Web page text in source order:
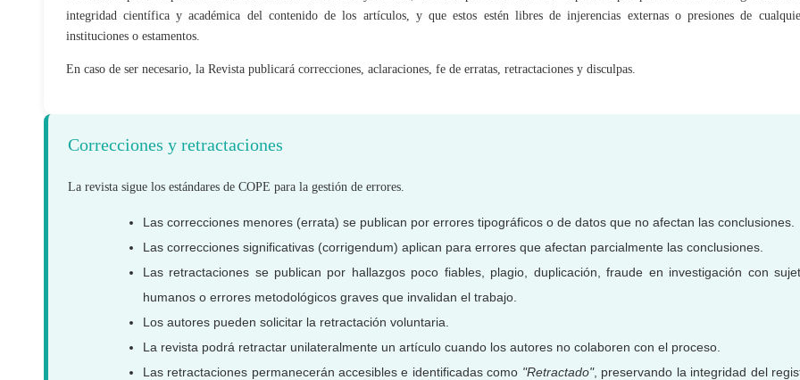
integridad científica y académica del contenido de los artículos, y que estos estén libres de injerencias externas o presiones de
instituciones o estamentos.
En caso de ser necesario, la Revista publicará correcciones, aclaraciones, fe de erratas, retractaciones y disculpas.
Correcciones y retractaciones
La revista sigue los estándares de COPE para la gestión de errores.
Las correcciones menores (errata) se publican por errores tipográficos o de datos que no afectan las conclusiones.
Las correcciones significativas (corrigendum) aplican para errores que afectan parcialmente las conclusiones.
Las retractaciones se publican por hallazgos poco fiables, plagio, duplicación, fraude en investigación con
humanos o errores metodológicos graves que invalidan el trabajo.
Los autores pueden solicitar la retractación voluntaria.
La revista podrá retractar unilateralmente un artículo cuando los autores no colaboren con el proceso.
Las retractaciones permanecerán accesibles e identificadas como "Retractado", preservando la integridad del